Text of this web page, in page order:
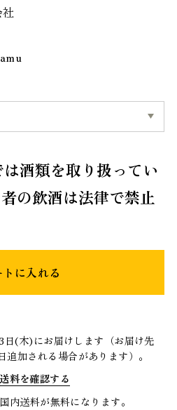
酒類を取り扱ってい
の飲酒は法律で禁止
トに入れる
(木)にお届けします（お届け先
加される場合があります）。
送料を確認する
送料が無料になります。